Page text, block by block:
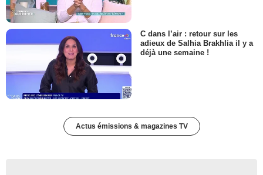
C dans l’air : retour sur les
adieux de Salhia Brakhlia il y a
déjà une semaine !
Actus émissions & magazines TV